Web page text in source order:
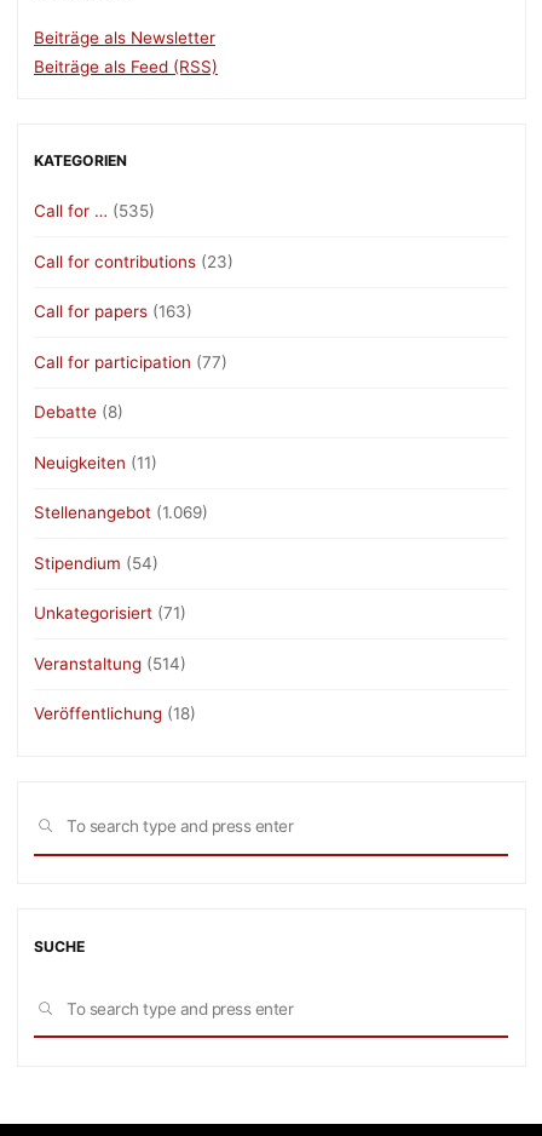
Beiträge als Newsletter
Beiträge als Feed (RSS)
KATEGORIEN
Call for … (535)
Call for contributions (23)
Call for papers (163)
Call for participation (77)
Debatte (8)
Neuigkeiten (11)
Stellenangebot (1.069)
Stipendium (54)
Unkategorisiert (71)
Veranstaltung (514)
Veröffentlichung (18)
SEARCH
SUCHE
SEARCH